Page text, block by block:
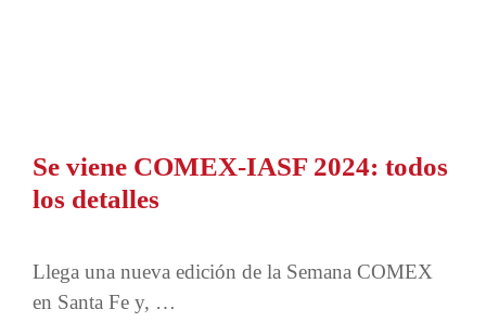
Se viene COMEX-IASF 2024: todos
los detalles
Llega una nueva edición de la Semana COMEX
en Santa Fe y, …